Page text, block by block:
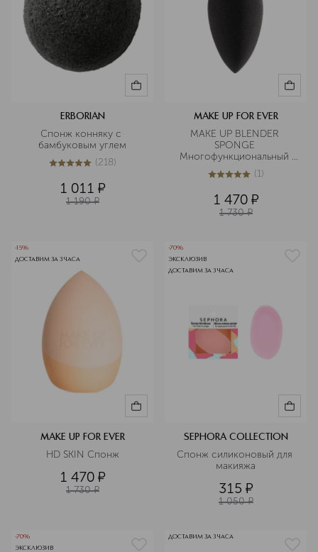
ERBORIAN
Спонж конняку с
бамбуковым углем
5из 5218 (218)
1 011 ¤
1 190 ¤
MAKE UP FOR EVER
MAKE UP BLENDER
SPONGE
Многофункциональный
двусторонний спонж
5из 51 (1)
1 470 ¤
1 730 ¤
-15%
ДОСТАВИМ ЗА 3 ЧАСА
MAKE UP FOR EVER
HD SKIN Спонж
1 470 ¤
1 730 ¤
-70%
ЭКСКЛЮЗИВ
ДОСТАВИМ ЗА 3 ЧАСА
SEPHORA COLLECTION
Спонж силиконовый для
макияжа
315 ¤
1 050 ¤
-70%
ЭКСКЛЮЗИВ
ДОСТАВИМ ЗА 3 ЧАСА